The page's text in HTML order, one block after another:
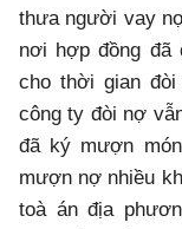
thưa người vay
nơi hợp đồng đã
cho thời gian
công ty đòi nợ
đã ký mượn
mượn nợ nhiều
toà án địa